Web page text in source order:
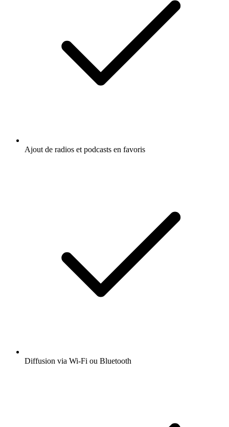
Ajout de radios et podcasts en favoris
Diffusion via Wi-Fi ou Bluetooth